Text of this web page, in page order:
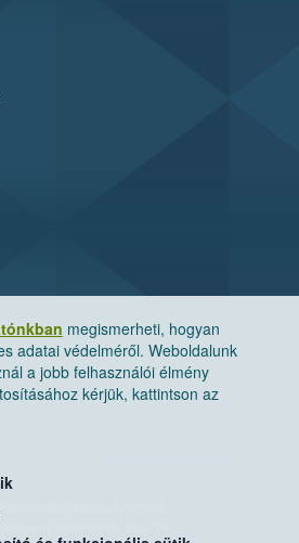
megismerheti, hogyan
adatai védelméről. Weboldalunk
a jobb felhasználói élmény
kérjük, kattintson az
biztonsági Hivatal